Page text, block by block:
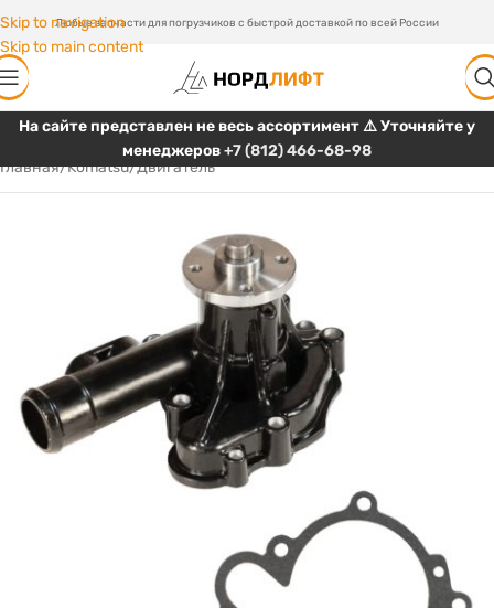
Skip to navigation
Skip to main content
Любые запчасти для погрузчиков с быстрой доставкой по всей России
На сайте представлен не весь ассортимент ⚠️ Уточняйте у
менеджеров+7 (812) 466-68-98
Главная/Komatsu/Двигатель